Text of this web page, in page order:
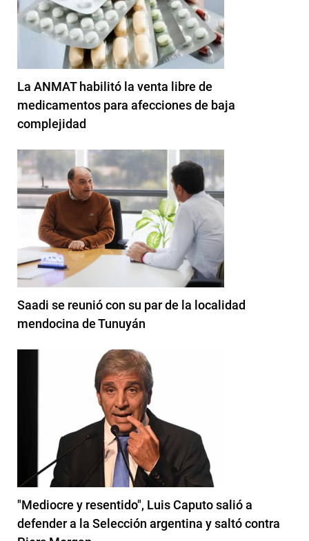
La ANMAT habilitó la venta libre de
medicamentos para afecciones de baja
complejidad
Saadi se reunió con su par de la localidad
mendocina de Tunuyán
"Mediocre y resentido", Luis Caputo salió a
defender a la Selección argentina y saltó contra